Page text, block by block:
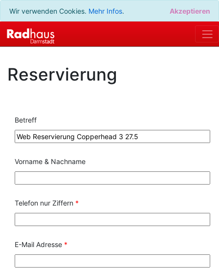
Wir verwenden Cookies. Mehr Infos. Akzeptieren
Reservierung
Betreff
Vorname & Nachname
Telefon nur Ziffern *
E-Mail Adresse *